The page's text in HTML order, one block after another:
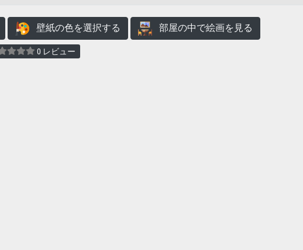
壁紙の色を選択する 部屋の中で絵画を見る
0 レビュー